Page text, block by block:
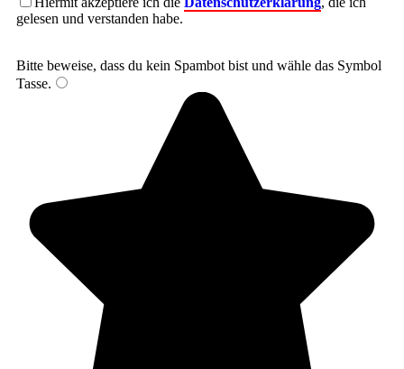
gelesen und verstanden habe.
Bitte beweise, dass du kein Spambot bist und wähle das Symbol
Tasse.